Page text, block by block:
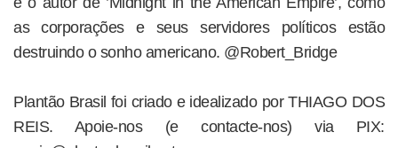
as corporações e seus servidores políticos estão
destruindo o sonho americano. @Robert_Bridge
Plantão Brasil foi criado e idealizado por THIAGO DOS
REIS. Apoie-nos (e contacte-nos) via PIX: